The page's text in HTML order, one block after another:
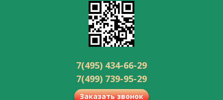
7(495) 434-66-29
7(499) 739-95-29
Заказать звонок